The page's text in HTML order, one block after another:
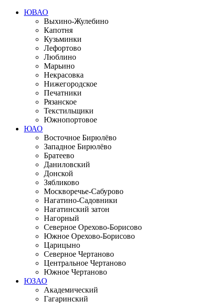
ЮВАО
Выхино-Жулебино
Капотня
Кузьминки
Лефортово
Люблино
Марьино
Некрасовка
Нижегородское
Печатники
Рязанское
Текстильщики
Южнопортовое
ЮАО
Восточное Бирюлёво
Западное Бирюлёво
Братеево
Даниловский
Донской
Зябликово
Москворечье-Сабурово
Нагатино-Садовники
Нагатинский затон
Нагорный
Северное Орехово-Борисово
Южное Орехово-Борисово
Царицыно
Северное Чертаново
Центральное Чертаново
Южное Чертаново
ЮЗАО
Академический
Гагаринский